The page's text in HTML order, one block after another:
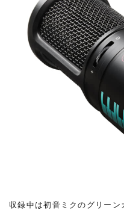
収録中は初音ミクのグリー